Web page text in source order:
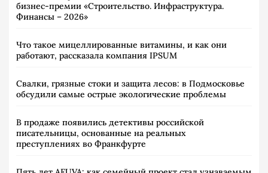
бизнес-премии «Строительство. Инфраструктура.
Финансы – 2026»
Что такое мицеллированные витамины, и как они
работают, рассказала компания IPSUM
Свалки, грязные стоки и защита лесов: в Подмосковье
обсудили самые острые экологические проблемы
В продаже появились детективы российской
писательницы, основанные на реальных
преступлениях во Франкфурте